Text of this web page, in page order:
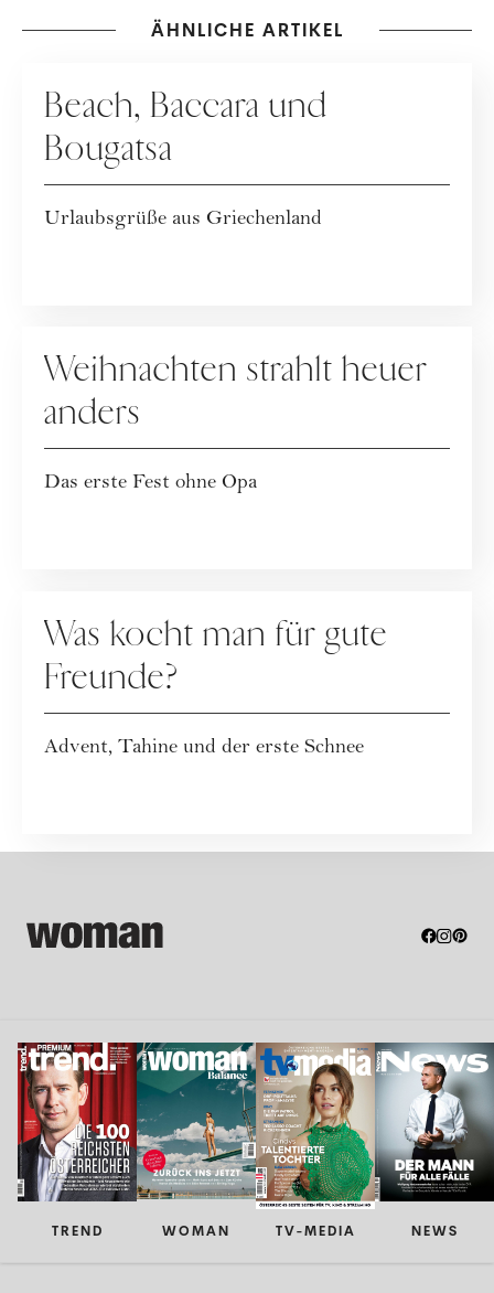
ÄHNLICHE ARTIKEL
Beach, Baccara und
Bougatsa
Urlaubsgrüße aus Griechenland
Weihnachten strahlt heuer
anders
Das erste Fest ohne Opa
Was kocht man für gute
Freunde?
Advent, Tahine und der erste Schnee
TREND WOMAN TV-MEDIA NEWS